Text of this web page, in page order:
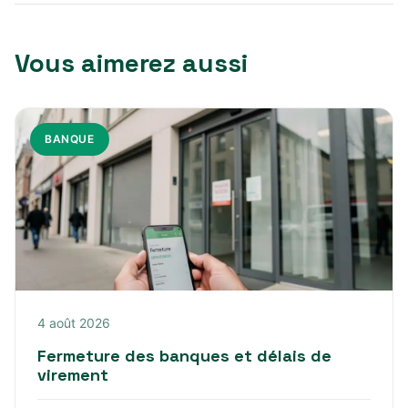
Vous aimerez aussi
BANQUE
4 août 2026
Fermeture des banques et délais de
virement